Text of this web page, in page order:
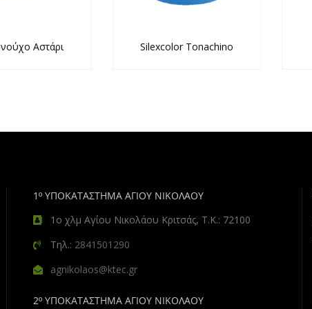
Αστάρι Silexcolor Tonachino
1º ΥΠΟΚΑΤΑΣΤΗΜΑ ΑΓΙΟΥ ΝΙΚΟΛΑΟΥ
1ο χλμ Αγίου Νικολάου Κριτσάς, Τ.Κ.: 72100
Τηλ.: 2841501290
agnikolaos@ktec.gr
2º ΥΠΟΚΑΤΑΣΤΗΜΑ ΑΓΙΟΥ ΝΙΚΟΛΑΟΥ